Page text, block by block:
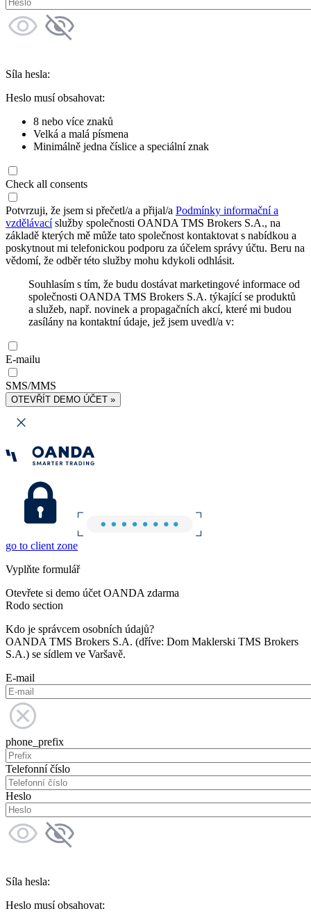
Síla hesla:
Heslo musí obsahovat:
8 nebo více znaků
Velká a malá písmena
Minimálně jedna číslice a speciální znak
Check all consents
Potvrzuji, že jsem si přečetl/a a přijal/a Podmínky informační a
vzdělávacíslužby společnosti OANDA TMS Brokers S.A., na
základě kterých mě může tato společnost kontaktovat s nabídkou a
poskytnout mi telefonickou podporu za účelem správy účtu. Beru na
vědomí, že odběr této služby mohu kdykoli odhlásit.
Souhlasím s tím, že budu dostávat marketingové informace od
společnosti OANDA TMS Brokers S.A. týkající se produktů
a služeb, např. novinek a propagačních akcí, které mi budou
zasílány na kontaktní údaje, jež jsem uvedl/a v:
E-mailu
SMS/MMS
OTEVŘÍT DEMO ÚČET »
go to client zone
Vyplňte formulář
Otevřete si demo účet OANDA zdarma
Rodo section
Kdo je správcem osobních údajů?
OANDA TMS Brokers S.A. (dříve: Dom Maklerski TMS Brokers
S.A.) se sídlem ve Varšavě.
E-mail
phone_prefix
Telefonní číslo
Heslo
Síla hesla:
Heslo musí obsahovat: